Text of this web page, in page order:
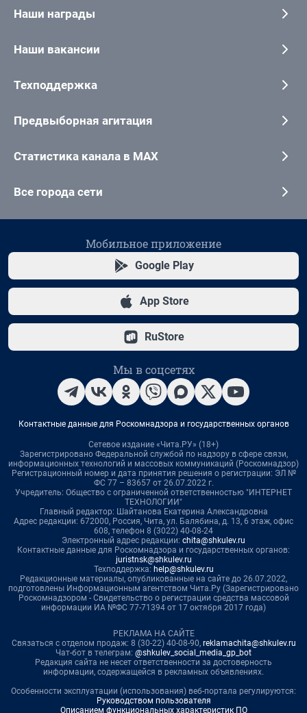
Наши награды
Наши вакансии
Техподдержка
Предвыборная агитация
Статистика канала в MAX
Все города сети
Мобильное приложение
Google Play
App Store
RuStore
Мы в соцсетях
Контактные данные для Роскомнадзора и государственных органов
Сетевое издание «Чита.РУ» (18+)
Зарегистрировано Федеральной службой по надзору в сфере связи,
информационных технологий и массовых коммуникаций (Роскомнадзор)
Регистрационный номер и дата принятия решения о регистрации: ЭЛ №
ФС 77 – 83657 от 26.07.2022 г.
Учредитель: Общество с ограниченной ответственностью "ИНТЕРНЕТ
ТЕХНОЛОГИИ"
Главный редактор: Шайтанова Екатерина Александровна
Адрес редакции: 672000, Россия, Чита, ул. Балябина, д. 13, 6 этаж, офис
608, телефон 8 (3022) 40-08-24
Электронный адрес редакции: chita@shkulev.ru
Контактные данные для Роскомнадзора и государственных органов:
juristnsk@shkulev.ru
Техподдержка: help@shkulev.ru
Редакционные материалы, опубликованные на сайте до 26.07.2022,
подготовлены Информационным агентством Чита.Ру (Зарегистрировано
Роскомнадзором - Свидетельство о регистрации средства массовой
информации ИА №ФС 77-71394 от 17 октября 2017 года)
РЕКЛАМА НА САЙТЕ
Связаться с отделом продаж: 8 (30-22) 40-08-90, reklamachita@shkulev.ru
Чат-бот в телеграм: @shkulev_social_media_gp_bot
Редакция сайта не несет ответственности за достоверность
информации, содержащейся в рекламных объявлениях.
Особенности эксплуатации (использования) веб-портала регулируются:
Руководством пользователя
Описанием функциональных характеристик ПО